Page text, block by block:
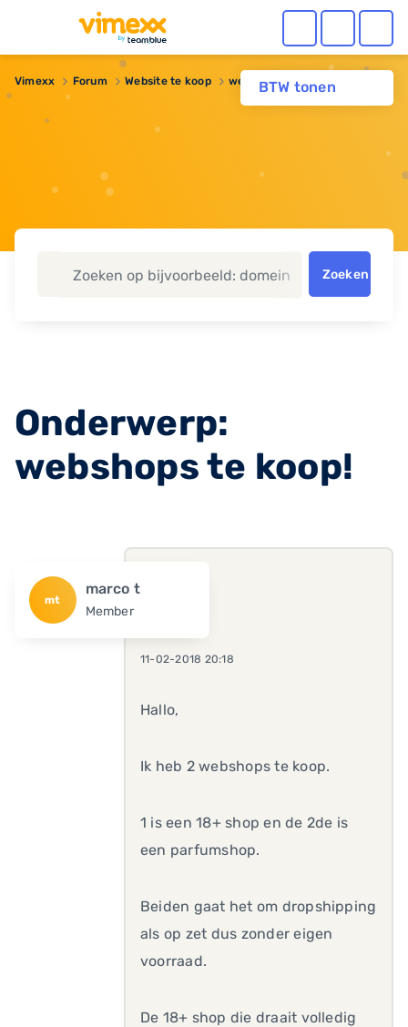
BTW tonen
Vimexx Forum Website te koop webshops te koop!
Zoeken
Onderwerp:
webshops te koop!
mt
marco t
Member
11-02-2018 20:18
Hallo,
Ik heb 2 webshops te koop.
1 is een 18+ shop en de 2de is
een parfumshop.
Beiden gaat het om dropshipping
als op zet dus zonder eigen
voorraad.
De 18+ shop die draait volledig